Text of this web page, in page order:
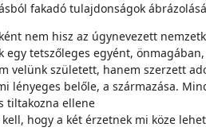
fakadó tulajdonságok
nem hisz az úgynevezett
tetszőleges egyént,
született, hanem szerzett
belőle, a származása.
tiltakozna ellene
hogy a két érzetnek mi köze